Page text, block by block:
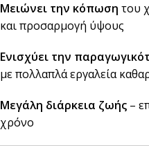
Μειώνει την κόπωση του
και προσαρμογή ύψους
Ενισχύει την
με πολλαπλά εργαλεία
Μεγάλη διάρκεια ζωής –
χρόνο